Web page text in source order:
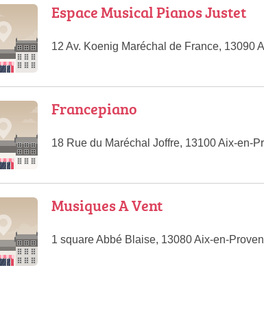
Espace Musical Pianos Justet
12 Av. Koenig Maréchal de France, 13090
Francepiano
18 Rue du Maréchal Joffre, 13100 Aix-en-
Musiques A Vent
1 square Abbé Blaise, 13080 Aix-en-